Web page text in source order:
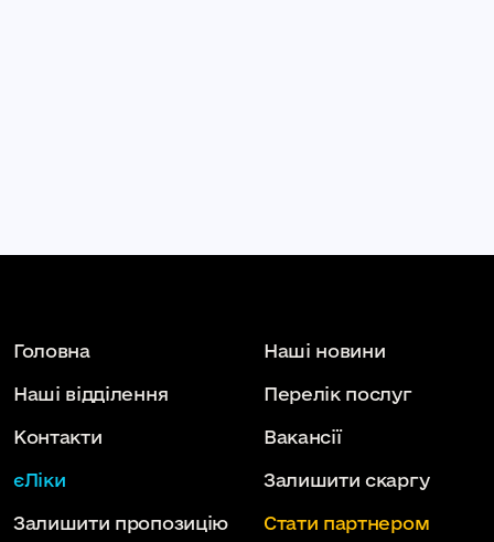
Головна Наші новини
Наші відділення Перелік послуг
Контакти Вакансії
єЛіки Залишити скаргу
Залишити пропозицію Стати партнером